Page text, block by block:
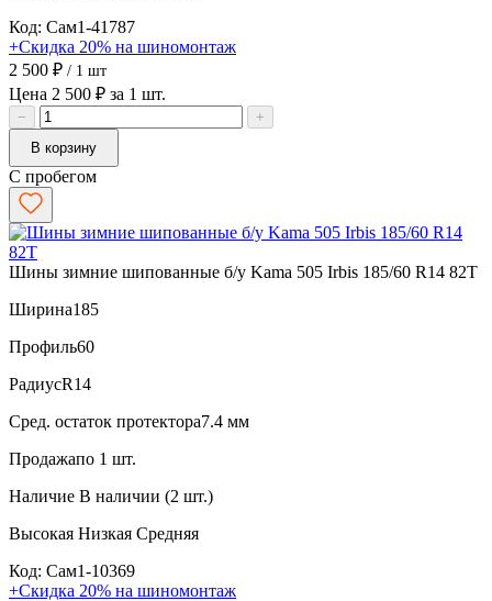
Код: Сам1-41787
+Скидка 20% на шиномонтаж
2 500 ₽ / 1 шт
Цена 2 500 ₽ за 1 шт.
−
+
В корзину
С пробегом
Шины зимние шипованные б/у Kama 505 Irbis 185/60 R14 82T
Ширина185
Профиль60
РадиусR14
Сред. остаток протектора7.4 мм
Продажапо 1 шт.
Наличие В наличии (2 шт.)
Высокая Низкая Средняя
Код: Сам1-10369
+Скидка 20% на шиномонтаж